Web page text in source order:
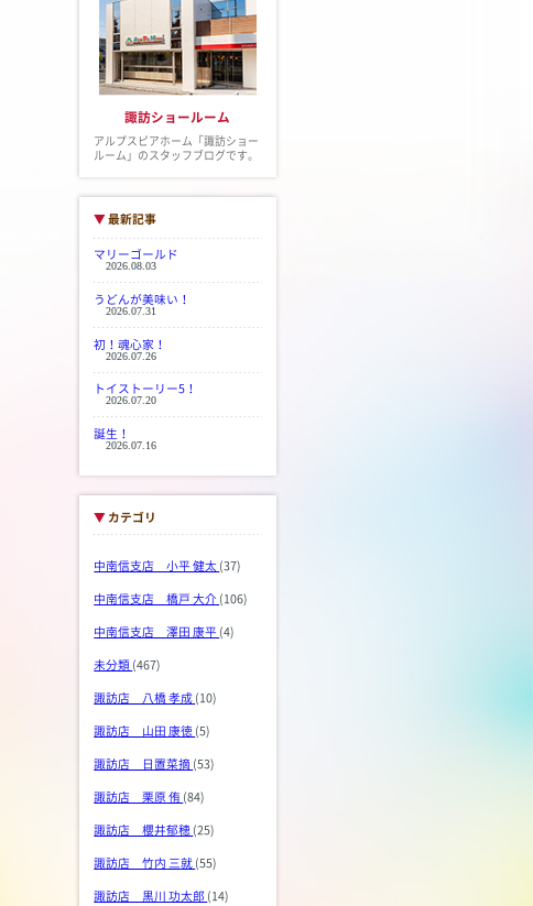
諏訪ショールーム
アルプスピアホーム「諏訪ショー
ルーム」のスタッフブログです。
▼最新記事
マリーゴールド
2026.08.03
うどんが美味い！
2026.07.31
初！魂心家！
2026.07.26
トイストーリー5！
2026.07.20
誕生！
2026.07.16
▼ カテゴリ
中南信支店 小平 健太 (37)
中南信支店 橋戸 大介 (106)
中南信支店 澤田 康平 (4)
未分類 (467)
諏訪店 八橋 孝成 (10)
諏訪店 山田 康徳 (5)
諏訪店 日置菜摘 (53)
諏訪店 栗原 侑 (84)
諏訪店 櫻井郁穂 (25)
諏訪店 竹内 三就 (55)
諏訪店 黒川 功太郎 (14)